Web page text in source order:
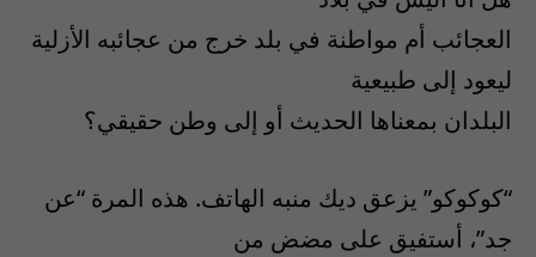
العجائب أم مواطنة في بلد خرج من عجائبه الأزلية
ليعود إلى طبيعية
البلدان بمعناها الحديث أو إلى وطن حقيقي؟
“كوكوكو” يزعق ديك منبه الهاتف. هذه المرة “عن
جد”، أستفيق على مضض من